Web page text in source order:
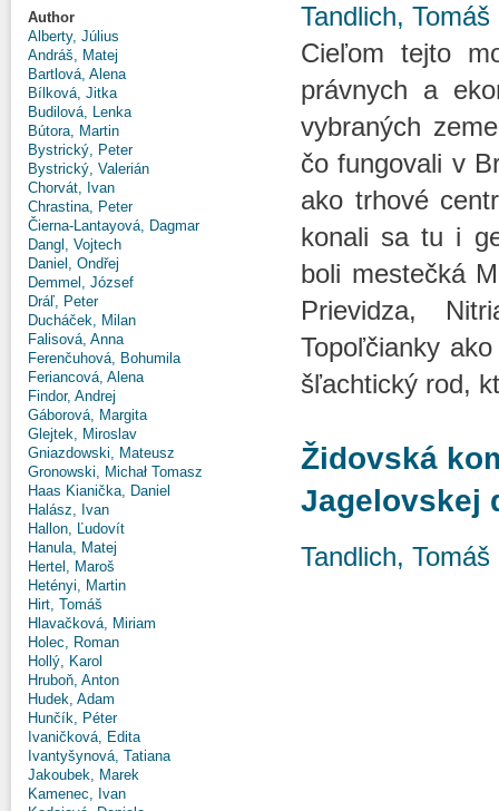
Author
Alberty, Július
Andráš, Matej
Bartlová, Alena
Bílková, Jitka
Budilová, Lenka
Bútora, Martin
Bystrický, Peter
Bystrický, Valerián
Chorvát, Ivan
Chrastina, Peter
Čierna-Lantayová, Dagmar
Dangl, Vojtech
Daniel, Ondřej
Demmel, József
Dráľ, Peter
Ducháček, Milan
Falisová, Anna
Ferenčuhová, Bohumila
Feriancová, Alena
Findor, Andrej
Gáborová, Margita
Glejtek, Miroslav
Gniazdowski, Mateusz
Gronowski, Michał Tomasz
Haas Kianička, Daniel
Halász, Ivan
Hallon, Ľudovít
Hanula, Matej
Hertel, Maroš
Hetényi, Martin
Hirt, Tomáš
Hlavačková, Miriam
Holec, Roman
Hollý, Karol
Hruboň, Anton
Hudek, Adam
Hunčík, Péter
Ivaničková, Edita
Ivantyšynová, Tatiana
Jakoubek, Marek
Kamenec, Ivan
Tandlich, Tomáš
Cieľom tejto
právnych a
vybraných
čo fungovali v
ako trhové
konali sa tu i
boli mestečká
Prievidza,
Topoľčianky
šľachtický rod,
Židovská
Jagelovskej
Tandlich, Tomáš